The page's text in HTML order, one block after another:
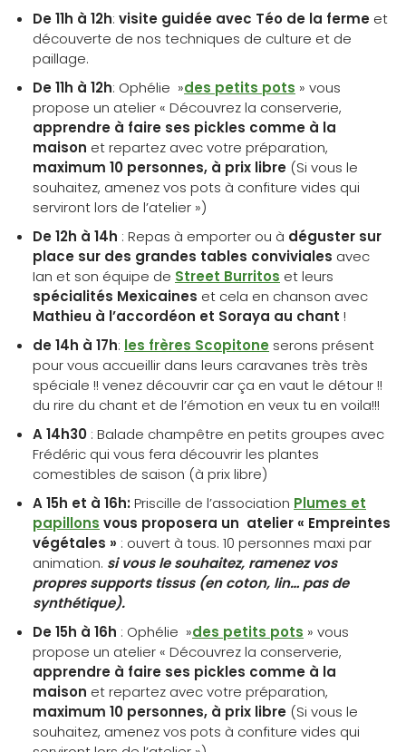
De 11h à 12h: visite guidée avec Téo de la ferme et
découverte de nos techniques de culture et de
paillage.
De 11h à 12h: Ophélie »des petits pots » vous
propose un atelier « Découvrez la conserverie,
apprendre à faire ses pickles comme à la
maison et repartez avec votre préparation,
maximum 10 personnes, à prix libre (Si vous le
souhaitez, amenez vos pots à confiture vides qui
serviront lors de l’atelier »)
De 12h à 14h : Repas à emporter ou à déguster sur
place sur des grandes tables conviviales avec
Ian et son équipe de Street Burritos et leurs
spécialités Mexicaines et cela en chanson avec
Mathieu à l’accordéon et Soraya au chant !
de 14h à 17h: les frères Scopitone serons présent
pour vous accueillir dans leurs caravanes très très
spéciale !! venez découvrir car ça en vaut le détour !!
du rire du chant et de l’émotion en veux tu en voila!!!
A 14h30 : Balade champêtre en petits groupes avec
Frédéric qui vous fera découvrir les plantes
comestibles de saison (à prix libre)
A 15h et à 16h: Priscille de l’association Plumes et
papillons vous proposera un atelier « Empreintes
végétales » : ouvert à tous. 10 personnes maxi par
animation. si vous le souhaitez, ramenez vos
propres supports tissus (en coton, lin… pas de
synthétique).
De 15h à 16h : Ophélie »des petits pots » vous
propose un atelier « Découvrez la conserverie,
apprendre à faire ses pickles comme à la
maison et repartez avec votre préparation,
maximum 10 personnes, à prix libre (Si vous le
souhaitez, amenez vos pots à confiture vides qui